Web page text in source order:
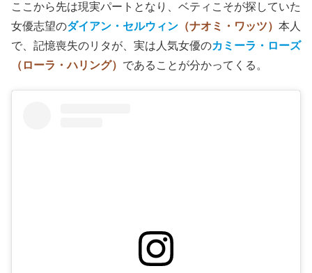
ここから先は現実パートとなり、ベティこそが探していた
女優志望のダイアン・セルウィン （ナオミ・ワッツ） 本人
で、記憶喪失のリタが、実は人気女優のカミーラ・ローズ
（ローラ・ハリング） であることが分かってくる。